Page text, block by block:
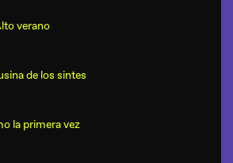
verano
de los sintes
la primera vez